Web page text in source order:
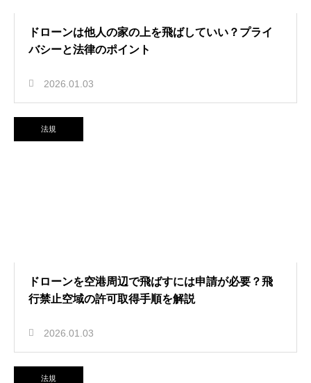
ドローンは他人の家の上を飛ばしていい？プライ
バシーと法律のポイント
2026.01.03
法規
ドローンを空港周辺で飛ばすには申請が必要？飛
行禁止空域の許可取得手順を解説
2026.01.03
法規